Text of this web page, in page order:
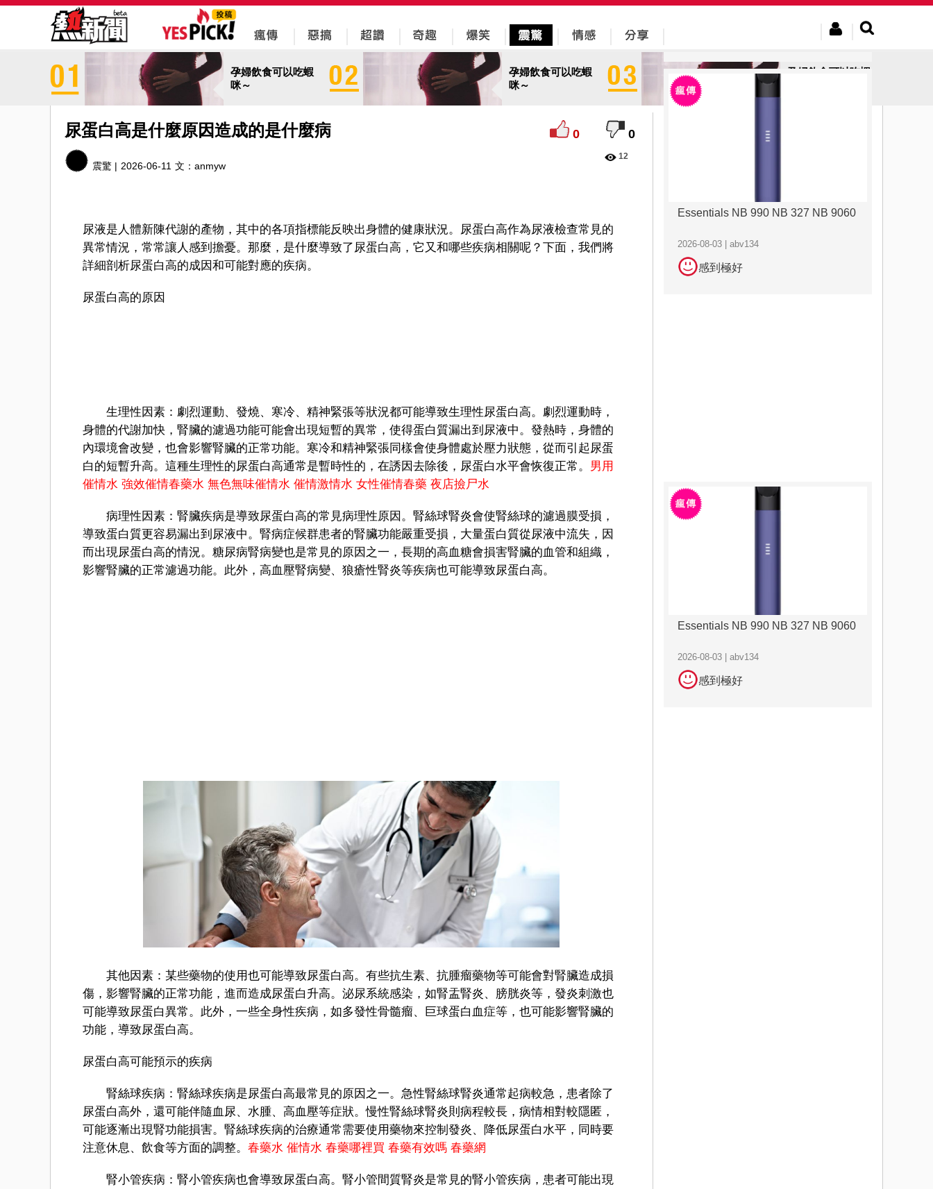
孕婦飲食可以吃蝦
咪～
孕婦飲食可以吃蝦
咪～
孕婦飲食可以吃蝦
尿蛋白高是什麼原因造成的是什麼病 0 0
震驚 | 2026-06-11 文： anmyw
12
尿液是人體新陳代謝的產物，其中的各項指標能反映出身體的健康狀況。尿蛋白高作為尿液檢查常見的
異常情況，常常讓人感到擔憂。那麼，是什麼導致了尿蛋白高，它又和哪些疾病相關呢？下面，我們將
詳細剖析尿蛋白高的成因和可能對應的疾病。
尿蛋白高的原因
生理性因素：劇烈運動、發燒、寒冷、精神緊張等狀況都可能導致生理性尿蛋白高。劇烈運動時，
身體的代謝加快，腎臟的濾過功能可能會出現短暫的異常，使得蛋白質漏出到尿液中。發熱時，身體的
內環境會改變，也會影響腎臟的正常功能。寒冷和精神緊張同樣會使身體處於壓力狀態，從而引起尿蛋
白的短暫升高。這種生理性的尿蛋白高通常是暫時性的，在誘因去除後，尿蛋白水平會恢復正常。 男用
催情水 強效催情春藥水 無色無味催情水 催情激情水 女性催情春藥 夜店撿尸水
病理性因素：腎臟疾病是導致尿蛋白高的常見病理性原因。腎絲球腎炎會使腎絲球的濾過膜受損，
導致蛋白質更容易漏出到尿液中。腎病症候群患者的腎臟功能嚴重受損，大量蛋白質從尿液中流失，因
而出現尿蛋白高的情況。糖尿病腎病變也是常見的原因之一，長期的高血糖會損害腎臟的血管和組織，
影響腎臟的正常濾過功能。此外，高血壓腎病變、狼瘡性腎炎等疾病也可能導致尿蛋白高。
其他因素：某些藥物的使用也可能導致尿蛋白高。有些抗生素、抗腫瘤藥物等可能會對腎臟造成損
傷，影響腎臟的正常功能，進而造成尿蛋白升高。泌尿系統感染，如腎盂腎炎、膀胱炎等，發炎刺激也
可能導致尿蛋白異常。此外，一些全身性疾病，如多發性骨髓瘤、巨球蛋白血症等，也可能影響腎臟的
功能，導致尿蛋白高。
尿蛋白高可能預示的疾病
腎絲球疾病：腎絲球疾病是尿蛋白高最常見的原因之一。急性腎絲球腎炎通常起病較急，患者除了
尿蛋白高外，還可能伴隨血尿、水腫、高血壓等症狀。慢性腎絲球腎炎則病程較長，病情相對較隱匿，
可能逐漸出現腎功能損害。腎絲球疾病的治療通常需要使用藥物來控制發炎、降低尿蛋白水平，同時要
注意休息、飲食等方面的調整。 春藥水 催情水 春藥哪裡買 春藥有效嗎 春藥網
腎小管疾病：腎小管疾病也會導致尿蛋白高。腎小管間質腎炎是常見的腎小管疾病，患者可能出現
Essentials NB 990 NB 327 NB 9060
2026-08-03 | abv134
感到極好
Essentials NB 990 NB 327 NB 9060
2026-08-03 | abv134
感到極好